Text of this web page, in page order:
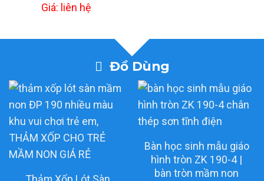
Giá: liên hệ
Đồ Dùng
Bàn học sinh mẫu giáo
hình tròn ZK 190-4 |
bàn tròn mầm non